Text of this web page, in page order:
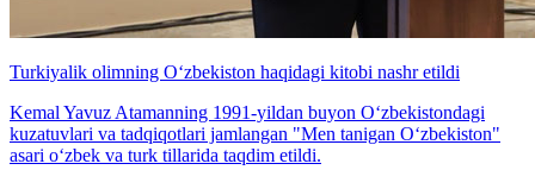
Turkiyalik olimning O‘zbekiston haqidagi kitobi nashr etildi
Kemal Yavuz Atamanning 1991-yildan buyon O‘zbekistondagi
kuzatuvlari va tadqiqotlari jamlangan "Men tanigan O‘zbekiston"
asari o‘zbek va turk tillarida taqdim etildi.